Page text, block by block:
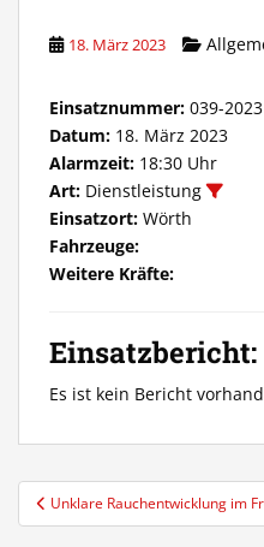
18. März 2023
Einsatznummer: 039-2023
Datum: 18. März 2023
Alarmzeit: 18:30 Uhr
Art: Dienstleistung
Einsatzort: Wörth
Fahrzeuge:
Weitere Kräfte:
Einsatzbericht:
Es ist kein Bericht
Unklare Rauchentwicklung im